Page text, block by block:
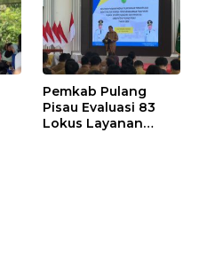
Pemkab Pulang
Pisau Evaluasi 83
Lokus Layanan